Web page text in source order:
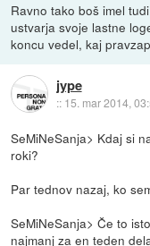
Ravno tako boš imel
ustvarja svoje lastne
koncu vedel, kaj
jype
:: 15. mar 2014,
SeMiNeSanja> Kdaj si
roki?
Par tednov nazaj, ko
SeMiNeSanja> Če to
najmanj za en teden